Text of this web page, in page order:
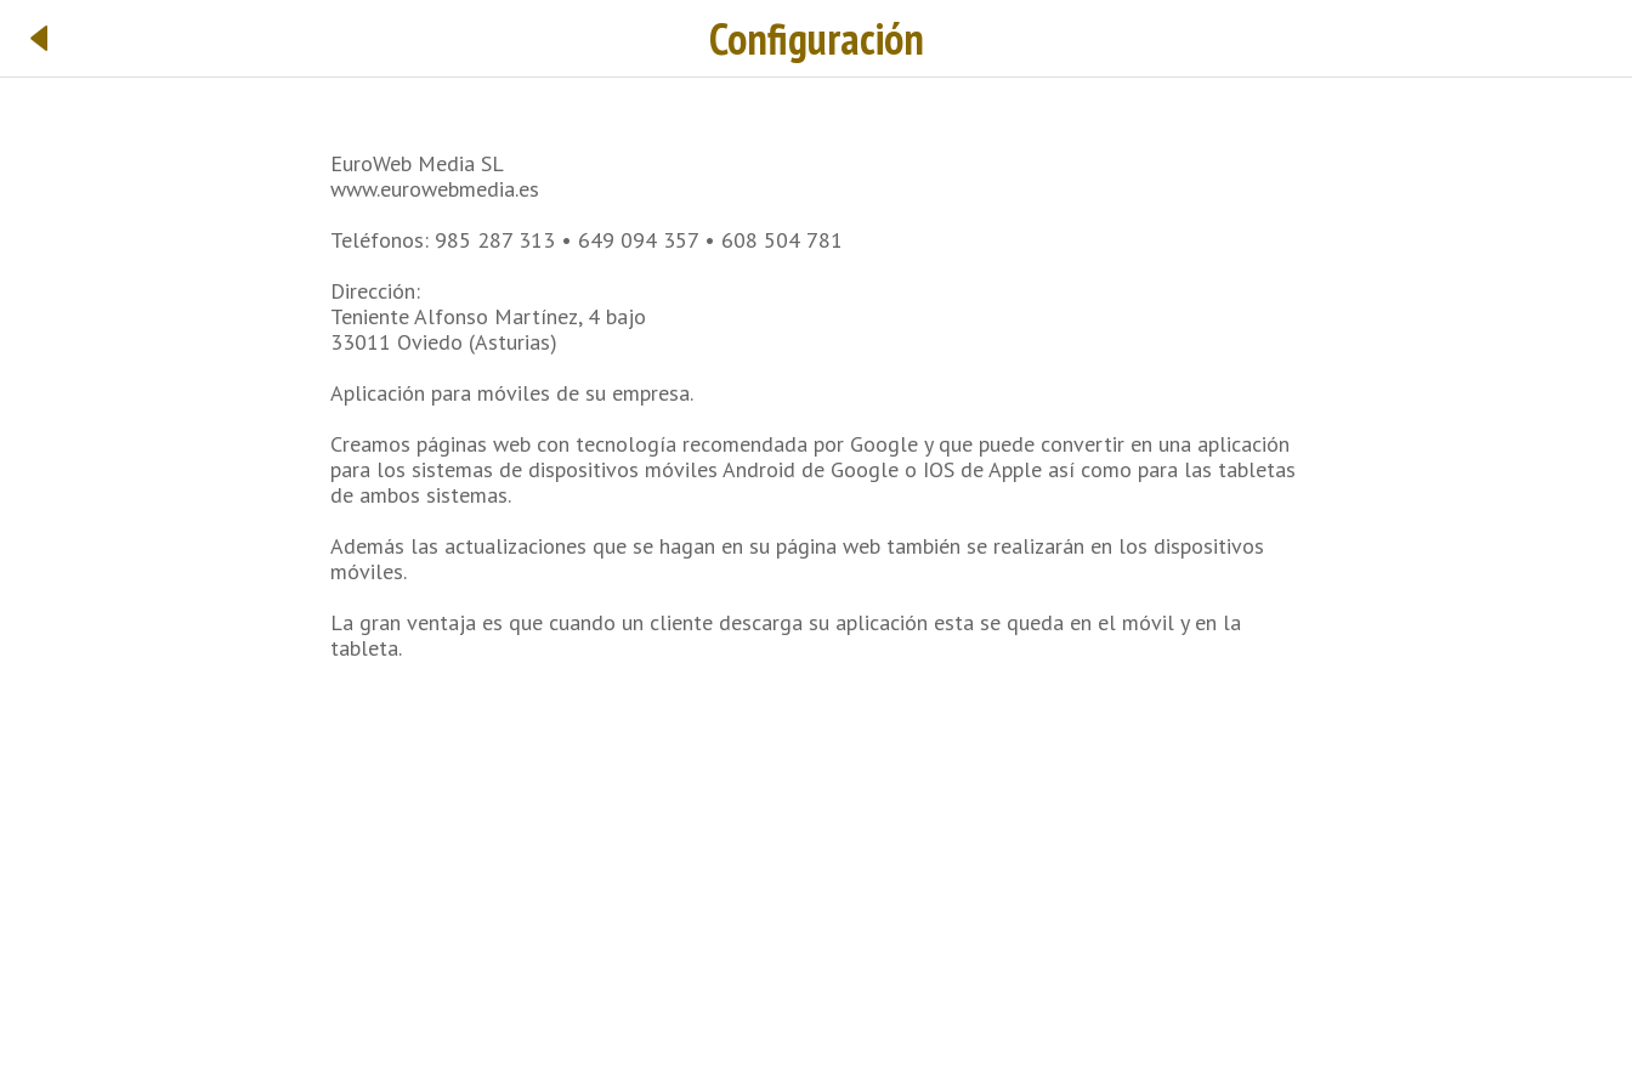
Configuración
EuroWeb Media SL
www.eurowebmedia.es
Teléfonos: 985 287 313 • 649 094 357 • 608 504 781
Dirección:
Teniente Alfonso Martínez, 4 bajo
33011 Oviedo (Asturias)
Aplicación para móviles de su empresa.
Creamos páginas web con tecnología recomendada por Google y que puede convertir en una aplicación
para los sistemas de dispositivos móviles Android de Google o IOS de Apple así como para las tabletas
de ambos sistemas.
Además las actualizaciones que se hagan en su página web también se realizarán en los dispositivos
móviles.
La gran ventaja es que cuando un cliente descarga su aplicación esta se queda en el móvil y en la